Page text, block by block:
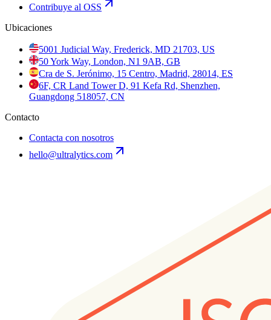
Contribuye al OSS
Ubicaciones
5001 Judicial Way, Frederick, MD 21703, US
50 York Way, London, N1 9AB, GB
Cra de S. Jerónimo, 15 Centro, Madrid, 28014, ES
6F, CR Land Tower D, 91 Kefa Rd, Shenzhen,
Guangdong 518057, CN
Contacto
Contacta con nosotros
hello@ultralytics.com